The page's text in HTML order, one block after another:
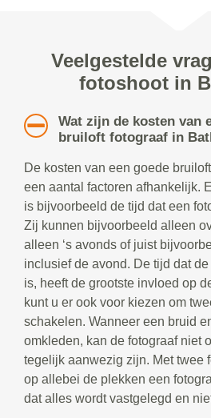
Veelgestelde
fotoshoot in
Wat zijn de kosten van
bruiloft fotograaf in
De kosten van een goede
een aantal factoren afhankelijk.
is bijvoorbeeld de tijd dat een
Zij kunnen bijvoorbeeld alleen
alleen ‘s avonds of juist
inclusief de avond. De tijd dat
is, heeft de grootste invloed op
kunt u er ook voor kiezen om
schakelen. Wanneer een bruid
omkleden, kan de fotograaf niet
tegelijk aanwezig zijn. Met twee
op allebei de plekken een
dat alles wordt vastgelegd en